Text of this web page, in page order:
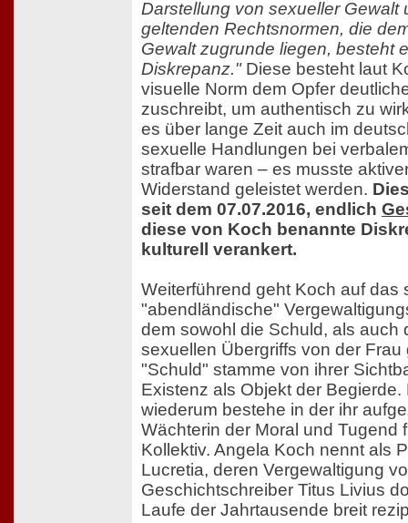
Darstellung von sexueller Gewalt
geltenden Rechtsnormen, die
Gewalt zugrunde liegen, besteht
Diskrepanz."Diese besteht laut
visuelle Norm dem Opfer
zuschreibt, um authentisch zu
es über lange Zeit auch im
sexuelle Handlungen bei
strafbar waren – es musste
Widerstand geleistet werden.
seit dem 07.07.2016, endlich
diese von Koch benannte
kulturell verankert.
Weiterführend geht Koch auf das
"abendländische"
dem sowohl die Schuld, als auch
sexuellen Übergriffs von der Frau
"Schuld" stamme von ihrer
Existenz als Objekt der
wiederum bestehe in der ihr
Wächterin der Moral und Tugend
Kollektiv. Angela Koch nennt als
Lucretia, deren Vergewaltigung
Geschichtschreiber Titus Livius
Laufe der Jahrtausende breit